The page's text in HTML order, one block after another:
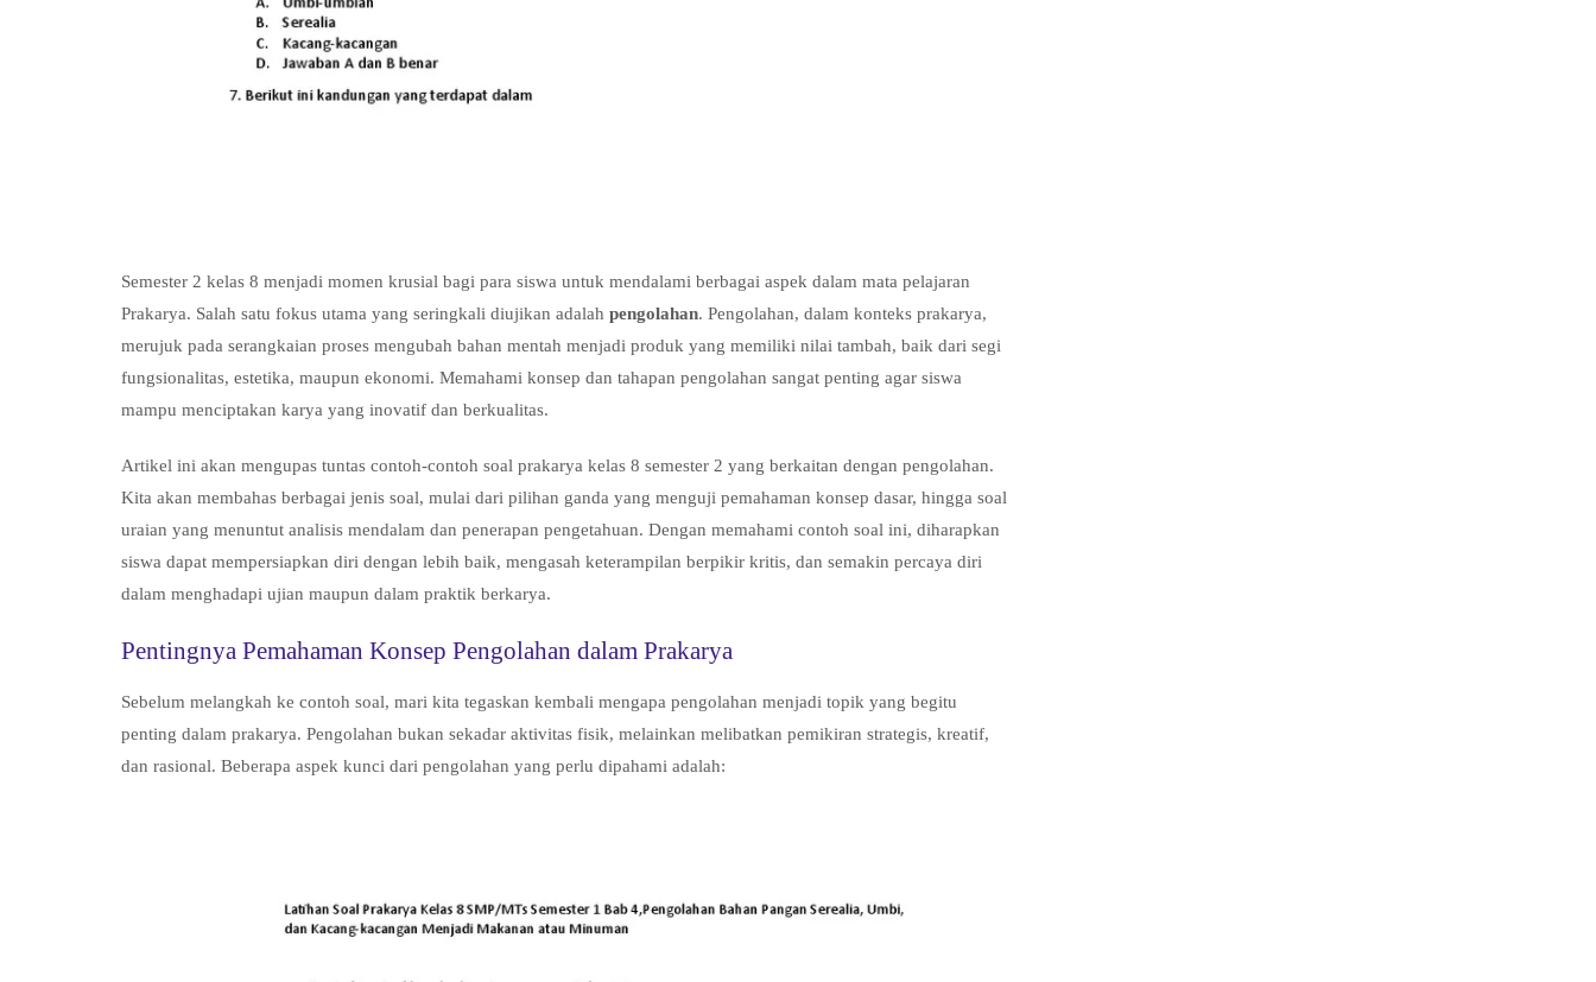
Semester 2 kelas 8 menjadi momen krusial bagi para siswa untuk mendalami berbagai aspek dalam mata pelajaran
Prakarya. Salah satu fokus utama yang seringkali diujikan adalah pengolahan. Pengolahan, dalam konteks prakarya,
merujuk pada serangkaian proses mengubah bahan mentah menjadi produk yang memiliki nilai tambah, baik dari segi
fungsionalitas, estetika, maupun ekonomi. Memahami konsep dan tahapan pengolahan sangat penting agar siswa
mampu menciptakan karya yang inovatif dan berkualitas.
Artikel ini akan mengupas tuntas contoh-contoh soal prakarya kelas 8 semester 2 yang berkaitan dengan pengolahan.
Kita akan membahas berbagai jenis soal, mulai dari pilihan ganda yang menguji pemahaman konsep dasar, hingga soal
uraian yang menuntut analisis mendalam dan penerapan pengetahuan. Dengan memahami contoh soal ini, diharapkan
siswa dapat mempersiapkan diri dengan lebih baik, mengasah keterampilan berpikir kritis, dan semakin percaya diri
dalam menghadapi ujian maupun dalam praktik berkarya.
Pentingnya Pemahaman Konsep Pengolahan dalam Prakarya
Sebelum melangkah ke contoh soal, mari kita tegaskan kembali mengapa pengolahan menjadi topik yang begitu
penting dalam prakarya. Pengolahan bukan sekadar aktivitas fisik, melainkan melibatkan pemikiran strategis, kreatif,
dan rasional. Beberapa aspek kunci dari pengolahan yang perlu dipahami adalah: